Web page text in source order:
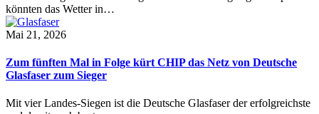
könnten das Wetter in…
Mai 21, 2026
Zum fünften Mal in Folge kürt CHIP das Netz von Deutsche
Glasfaser zum Sieger
Mit vier Landes-Siegen ist die Deutsche Glasfaser der erfolgreichste